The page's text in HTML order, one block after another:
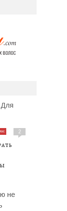
Для
2
не